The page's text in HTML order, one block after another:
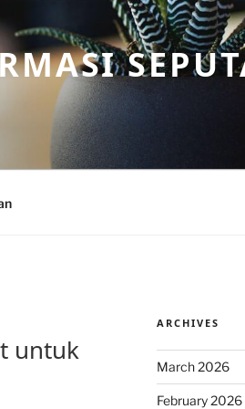
untuk
ARCHIVES
March 2026
February 2026